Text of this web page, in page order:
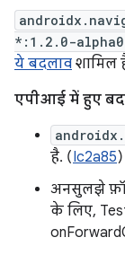
*:1.2.0-
ये बदलाव शामिल
एपीआई में हुए
है. (Ic2a85)
अनसुलझे
के लिए,